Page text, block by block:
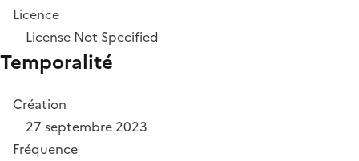
Licence
License Not Specified
Temporalité
Création
27 septembre 2023
Fréquence